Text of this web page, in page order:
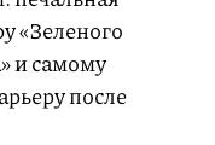
«Зеленого
и самому
после